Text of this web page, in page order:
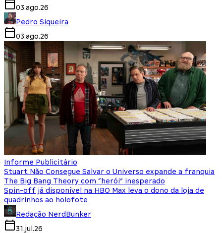
03.ago.26
Pedro Siqueira
03.ago.26
Informe Publicitário
Stuart Não Consegue Salvar o Universo expande a franquia
The Big Bang Theory com “herói” inesperado
Spin-off já disponível na HBO Max leva o dono da loja de
quadrinhos ao holofote
Redação NerdBunker
31.jul.26